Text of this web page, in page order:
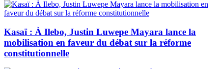
Kasaï : À Ilebo, Justin Luwepe Mayara lance la
mobilisation en faveur du débat sur la réforme
constitutionnelle